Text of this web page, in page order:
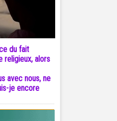
du fait
religieux, alors
avec nous, ne
je encore